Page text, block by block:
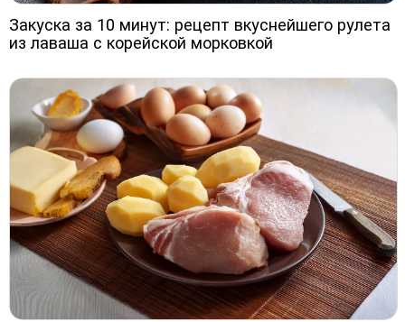
Закуска за 10 минут: рецепт вкуснейшего рулета
из лаваша с корейской морковкой